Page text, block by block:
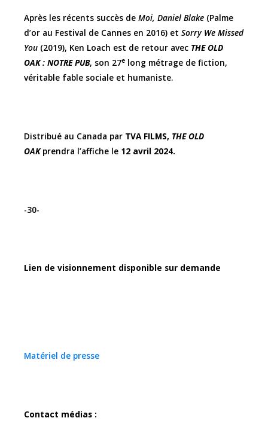
Après les récents succès de Moi, Daniel Blake (Palme
d’or au Festival de Cannes en 2016) et Sorry We Missed
You (2019), Ken Loach est de retour avec THE OLD
OAK : NOTRE PUB, son 27e long métrage de fiction,
véritable fable sociale et humaniste.
Distribué au Canada par TVA FILMS, THE OLD
OAKprendra l’affiche le 12 avril 2024.
-30-
Lien de visionnement disponible sur demande
Matériel de presse
Contact médias :